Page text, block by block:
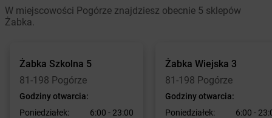
W miejscowości Pogórze znajdziesz obecnie 5 sklepów
Żabka.
Żabka Szkolna 5
81-198 Pogórze
Godziny otwarcia:
Poniedziałek:
6:00 - 23:00
Żabka Wiejska 3
81-198 Pogórze
Godziny otwarcia:
Poniedziałek:
6:00 -